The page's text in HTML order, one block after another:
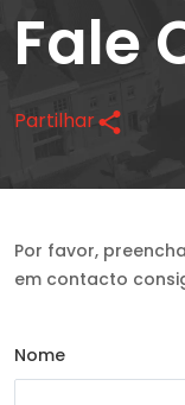
Fale
Partilhar
Por favor,
em contacto
Nome